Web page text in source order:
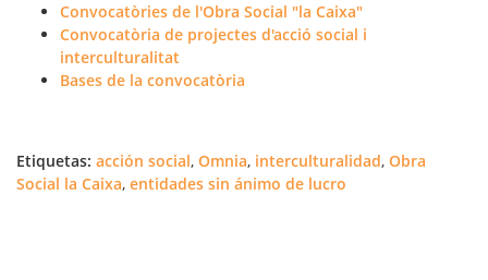
Convocatòries de l'Obra Social "la Caixa"
Convocatòria de projectes d'acció social i
interculturalitat
Bases de la convocatòria
Etiquetas: acción social, Omnia, interculturalidad, Obra
Social la Caixa, entidades sin ánimo de lucro